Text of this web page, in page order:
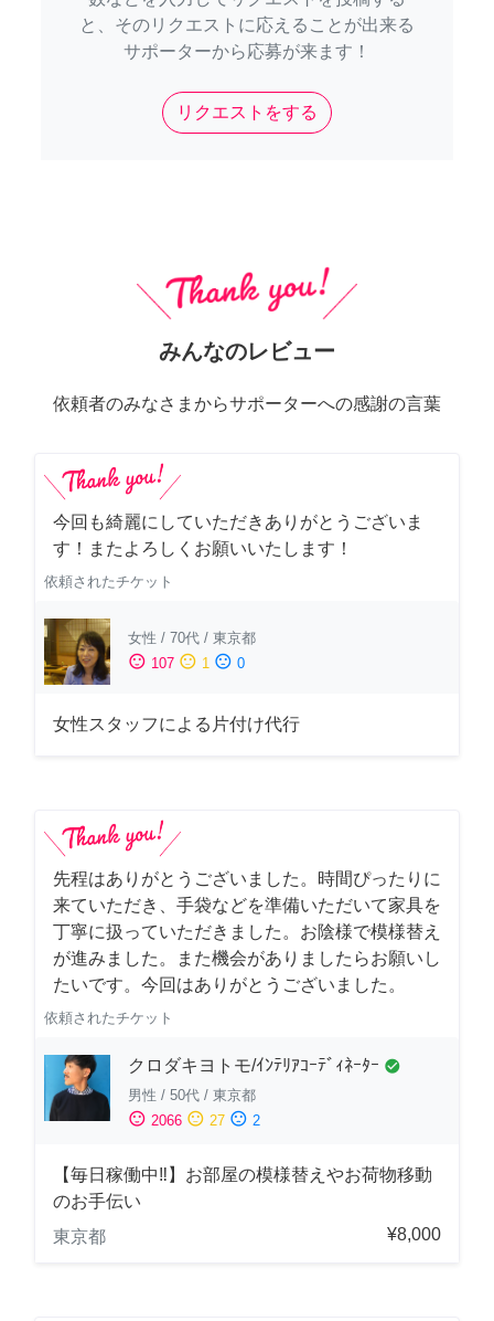
と、そのリクエストに応えることが出来る
サポーターから応募が来ます！
リクエストをする
みんなのレビュー
依頼者のみなさまからサポーターへの感謝の言葉
今回も綺麗にしていただきありがとうございま
す！またよろしくお願いいたします！
依頼されたチケット
女性 / 70代 / 東京都
sentiment_satisfied 107 sentiment_neutral 1 sentiment_dissatisfied 0
女性スタッフによる片付け代行
先程はありがとうございました。時間ぴったりに
来ていただき、手袋などを準備いただいて家具を
丁寧に扱っていただきました。お陰様で模様替え
が進みました。また機会がありましたらお願いし
たいです。今回はありがとうございました。
依頼されたチケット
クロダキヨトモ/ｲﾝﾃﾘｱｺｰﾃﾞｨﾈｰﾀｰ check_circle
男性 / 50代 / 東京都
sentiment_satisfied 2066 sentiment_neutral 27 sentiment_dissatisfied 2
【毎日稼働中‼︎】お部屋の模様替えやお荷物移動
のお手伝い
東京都
¥8,000